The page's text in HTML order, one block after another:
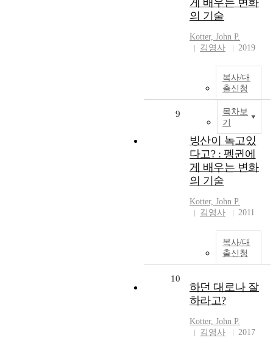
게 배우는 변화
의 기술
Kotter, John P.
김영사
2019
복사/대
출신청
목차보
기
9
빙산이 녹고있
다고? : 펭귄에
게 배우는 변화
의 기술
Kotter, John P.
김영사
2011
복사/대
출신청
10
하던 대로나 잘
하라고?
Kotter, John P.
김영사
2017